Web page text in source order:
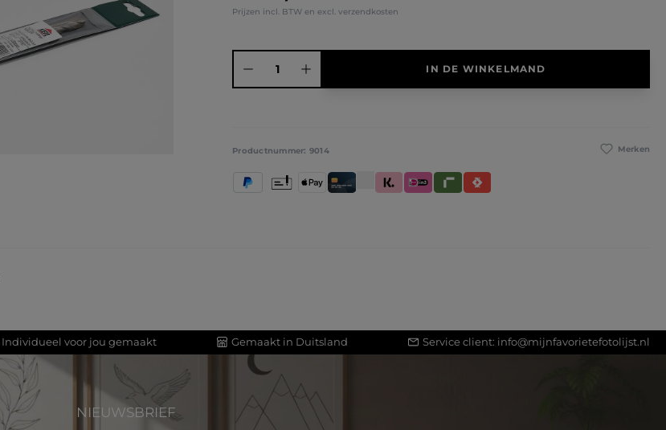
Prijzen incl. BTW en excl. verzendkosten
IN DE WINKELMAND
Merken
Productnummer: 9014
PayPal Apple PayCreditcard / Betaalpas
Klarna (Achteraf betalen / In delen betalen /
iDeal IN3
RivertySatispay
Vooruitbetaling
Individueel voor jou gemaakt Gemaakt in Duitsland Service client: info@mijnfavorietefotolijst.nl
NIEUWSBRIEF